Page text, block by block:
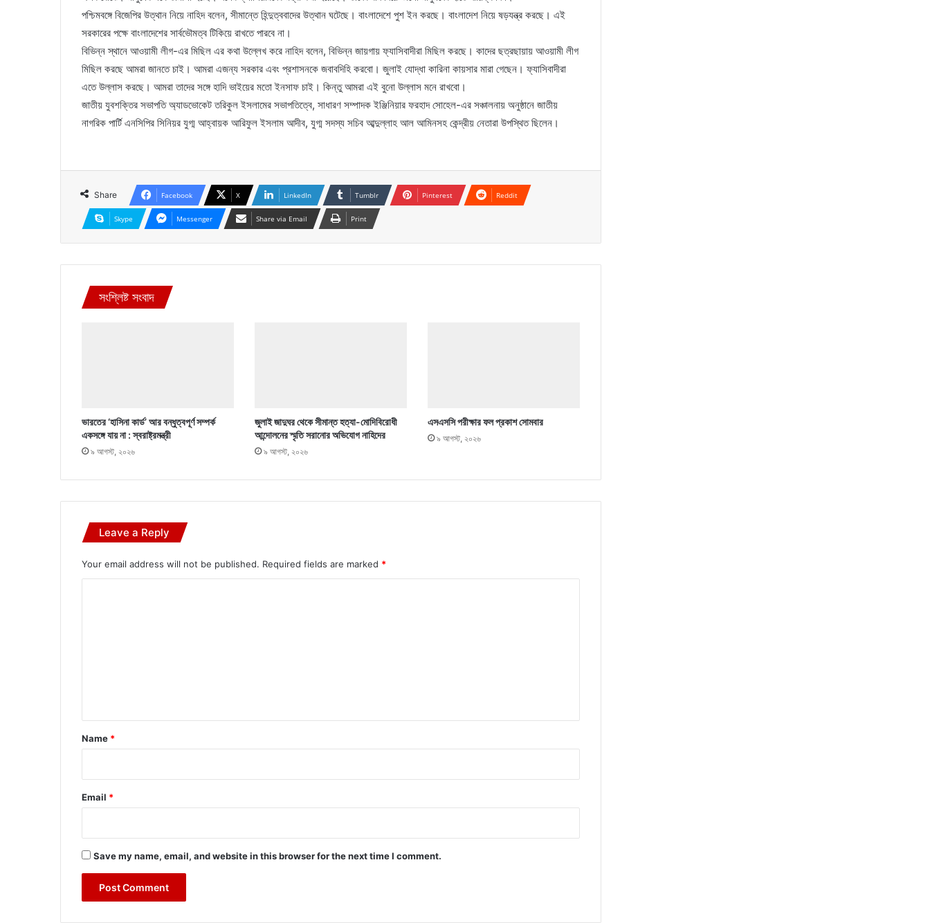
পশ্চিমবঙ্গে বিজেপির উত্থান নিয়ে নাহিদ বলেন, সীমান্তে হিন্দুত্ববাদের উত্থান ঘটেছে। বাংলাদেশে পুশ ইন করছে। বাংলাদেশ নিয়ে ষড়যন্ত্র করছে। এই
সরকারের পক্ষে বাংলাদেশের সার্বভৌমত্ব টিকিয়ে রাখতে পারবে না।
বিভিন্ন স্থানে আওয়ামী লীগ-এর মিছিল এর কথা উল্লেখ করে নাহিদ বলেন, বিভিন্ন জায়গায় ফ্যাসিবাদীরা মিছিল করছে। কাদের ছত্রছায়ায় আওয়ামী লীগ
মিছিল করছে আমরা জানতে চাই। আমরা এজন্য সরকার এবং প্রশাসনকে জবাবদিহি করবো। জুলাই যোদ্ধা কারিনা কায়সার মারা গেছেন। ফ্যাসিবাদীরা
এতে উল্লাস করছে। আমরা তাদের সঙ্গে হাদি ভাইয়ের মতো ইনসাফ চাই। কিন্তু আমরা এই বুনো উল্লাস মনে রাখবো।
জাতীয় যুবশক্তির সভাপতি অ্যাডভোকেট তরিকুল ইসলামের সভাপতিত্বে, সাধারণ সম্পাদক ইঞ্জিনিয়ার ফরহাদ সোহেল-এর সঞ্চালনায় অনুষ্ঠানে জাতীয়
নাগরিক পার্টি এনসিপির সিনিয়র যুগ্ম আহ্বায়ক আরিফুল ইসলাম আদীব, যুগ্ম সদস্য সচিব আব্দুল্লাহ আল আমিনসহ কেন্দ্রীয় নেতারা উপস্থিত ছিলেন।
Share Facebook X LinkedIn Tumblr Pinterest Reddit
Skype Messenger Share via Email Print
সংশ্লিষ্ট সংবাদ
ভারতের ‘হাসিনা কার্ড’ আর বন্ধুত্বপূর্ণ সম্পর্ক
একসঙ্গে যায় না : স্বরাষ্ট্রমন্ত্রী
৯ আগস্ট, ২০২৬
জুলাই জাদুঘর থেকে সীমান্ত হত্যা-মোদিবিরোধী
আন্দোলনের স্মৃতি সরানোর অভিযোগ নাহিদের
৯ আগস্ট, ২০২৬
এসএসসি পরীক্ষার ফল প্রকাশ সোমবার
৯ আগস্ট, ২০২৬
Leave a Reply
Your email address will not be published. Required fields are marked *
*
Name *
Email *
Save my name, email, and website in this browser for the next time I comment.